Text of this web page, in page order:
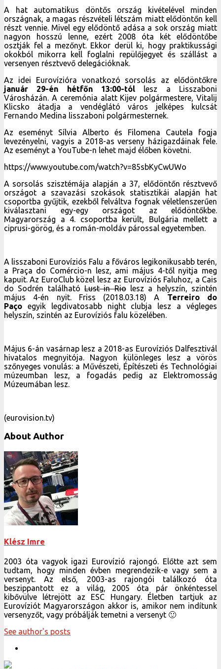
A hat automatikus döntős ország kivételével minden
országnak, a magas részvételi létszám miatt elődöntőn kell
részt vennie. Mivel egy elődöntő adása a sok ország miatt
nagyon hosszú lenne, ezért 2008 óta két elődöntőbe
osztják fel a mezőnyt. Ekkor derül ki, hogy praktikussági
okokból mikorra kell foglalni repülőjegyet és szállást a
versenyen résztvevő delegációknak.
Az idei Eurovízióra vonatkozó sorsolás az elődöntőkre
január 29-én hétfőn 13:00-tól lesz a Lisszaboni
Városházán. A ceremónia alatt Kijev polgármestere, Vitalij
Klicsko átadja a vendéglátó város jelképes kulcsát
Fernando Medina lisszaboni polgármesternek.
Az eseményt Sílvia Alberto és Filomena Cautela fogja
levezényelni, vagyis a 2018-as verseny házigazdáinak fele.
Az eseményt a YouTube-n lehet majd élőben követni.
https://www.youtube.com/watch?v=85sbKyCwUWo
A sorsolás szisztémája alapján a 37, elődöntőn résztvevő
országot a szavazási szokások statisztikái alapján hat
csoportba gyűjtik, ezekből felváltva fognak véletlenszerűen
kiválasztani egy-egy országot az elődöntőkbe.
Magyarország a 4. csoportba került, Bulgária mellett a
ciprusi-görög, és a román-moldáv párossal egyetemben.
A lisszaboni Eurovíziós Falu a főváros legikonikusabb terén,
a Praça do Comércio-n lesz, ami május 4-től nyitja meg
kapuit. Az EuroClub közel lesz az Eurovíziós Faluhoz, a Cais
do Sodrén található Lust in Riolesz a helyszín, szintén
május 4-én nyit. Friss (2018.03.18) A Terreiro do
Paço egyik legdivatosabb night clubja lesz a végleges
helyszín, szintén az Eurovíziós falu közelében.
Május 6-án vasárnap lesz a 2018-as Eurovíziós Dalfesztivál
hivatalos megnyitója. Nagyon különleges lesz a vörös
szőnyeges vonulás: a Művészeti, Építészeti és Technológiai
múzeumban lesz, a fogadás pedig az Elektromosság
Múzeumában lesz.
(eurovision.tv)
About Author
Klész Imre
2003 óta vagyok igazi Eurovízió rajongó. Előtte azt sem
tudtam, hogy minden évben megrendezik-e vagy sem a
versenyt. Az első, 2003-as rajongói találkozó óta
beszippantott ez a világ, 2005 óta pár önkéntessel
kibővülve létrejött az ESC Hungary. Életben tartjuk az
Eurovíziót Magyarországon akkor is, amikor nem indítunk
versenyzőt, vagy próbálják temetni a versenyt 🙂
See author's posts